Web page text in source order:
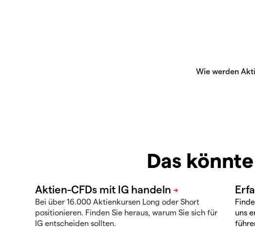
Das
Bei über 16.000 Aktienkursen Long oder Short
positionieren. Finden Sie heraus, warum Sie sich für
IG entscheiden sollten.
uns